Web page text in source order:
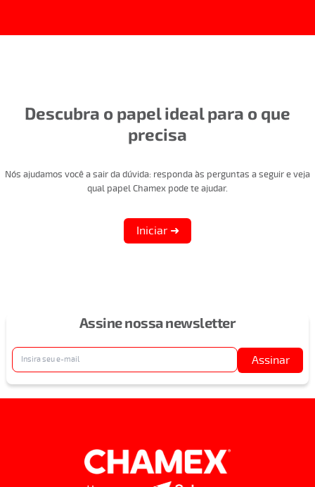
Descubra o papel ideal para o que
precisa
Nós ajudamos você a sair da dúvida: responda às perguntas a seguir e veja
qual papel Chamex pode te ajudar.
Iniciar ➜
Assine nossa newsletter
Assinar